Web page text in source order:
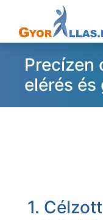
Precízen
elérés
1.